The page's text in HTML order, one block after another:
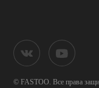
© FASTOO. Все права